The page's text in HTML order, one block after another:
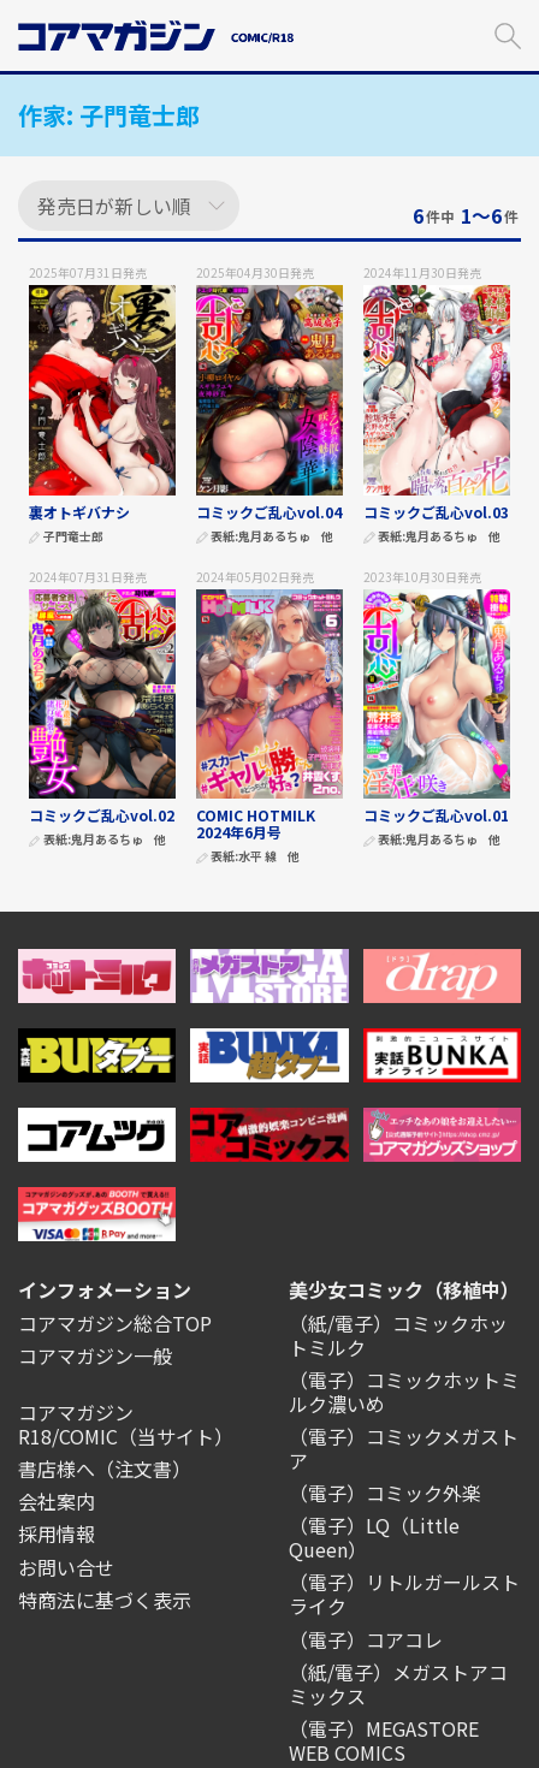
ン
作家: 子門竜士郎
6件中 1〜6件
2025年07月31日発売
裏オトギバナシ
子門竜士郎
2025年04月30日発売
コミックご乱心vol.04
表紙:鬼月あるちゅ 他
2024年11月30日発売
コミックご乱心vol.03
表紙:鬼月あるちゅ 他
2024年07月31日発売
コミックご乱心vol.02
表紙:鬼月あるちゅ 他
2024年05月02日発売
COMIC HOTMILK
2024年6月号
表紙:水平 線 他
2023年10月30日発売
コミックご乱心vol.01
表紙:鬼月あるちゅ 他
インフォメーション
コアマガジン総合TOP
コアマガジン一般
コアマガジン
R18/COMIC （当サイト）
書店様へ（注文書）
会社案内
採用情報
お問い合せ
特商法に基づく表示
美少女コミック（移植中）
（紙/電子）コミックホッ
トミルク
（電子）コミックホットミ
ルク濃いめ
（電子）コミックメガスト
ア
（電子）コミック外楽
（電子）LQ（Little
Queen）
（電子）リトルガールスト
ライク
（電子）コアコレ
（紙/電子）メガストアコ
ミックス
（電子）MEGASTORE
WEB COMICS